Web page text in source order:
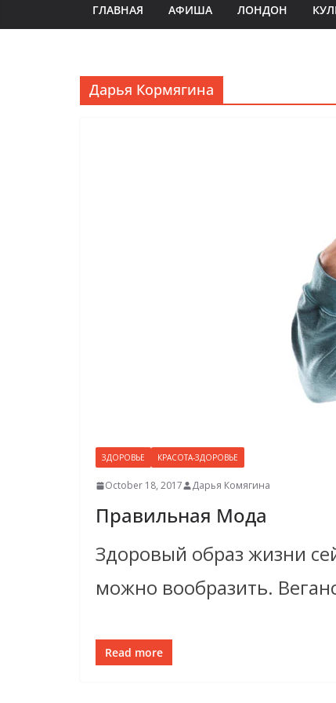
ГЛАВНАЯ АФИША ЛОНДОН
Дарья Кормягина
ЗДОРОВЬЕ КРАСОТА-ЗДОРОВЬЕ
October 18, 2017 Дарья Комягина
Правильная Мода
Здоровый образ жизни
можно вообразить.
Read more